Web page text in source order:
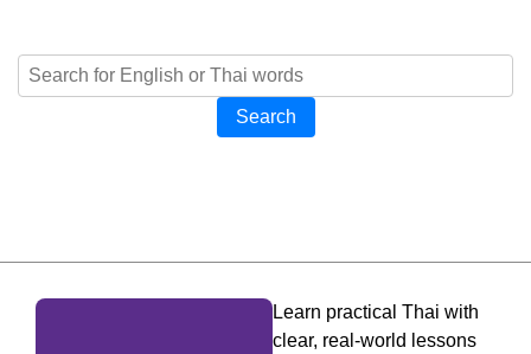
Search
Learn practical Thai with
clear, real-world lessons